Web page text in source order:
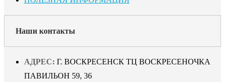
Наши контакты
АДРЕС: Г. ВОСКРЕСЕНСК ТЦ ВОСКРЕСЕНОЧКА
ПАВИЛЬОН 59, 36